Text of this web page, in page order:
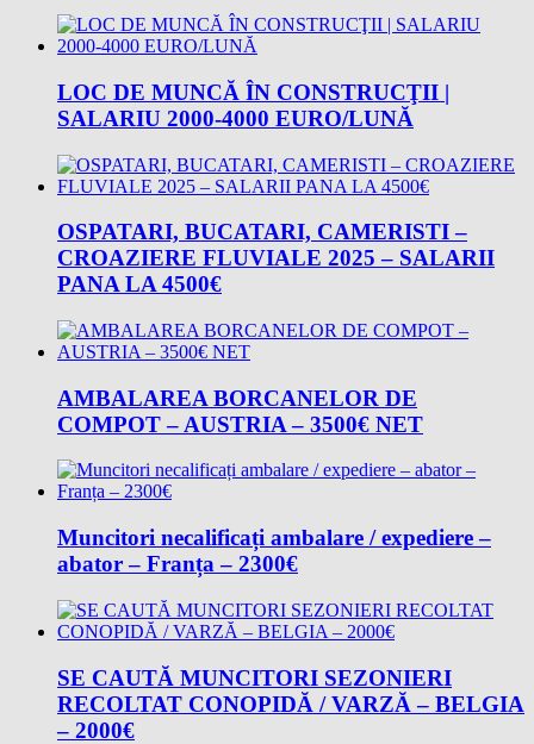
LOC DE MUNCĂ ÎN CONSTRUCŢII |
SALARIU 2000-4000 EURO/LUNĂ
OSPATARI, BUCATARI, CAMERISTI –
CROAZIERE FLUVIALE 2025 – SALARII
PANA LA 4500€
AMBALAREA BORCANELOR DE
COMPOT – AUSTRIA – 3500€ NET
Muncitori necalificați ambalare / expediere –
abator – Franța – 2300€
SE CAUTĂ MUNCITORI SEZONIERI
RECOLTAT CONOPIDĂ / VARZĂ – BELGIA
– 2000€